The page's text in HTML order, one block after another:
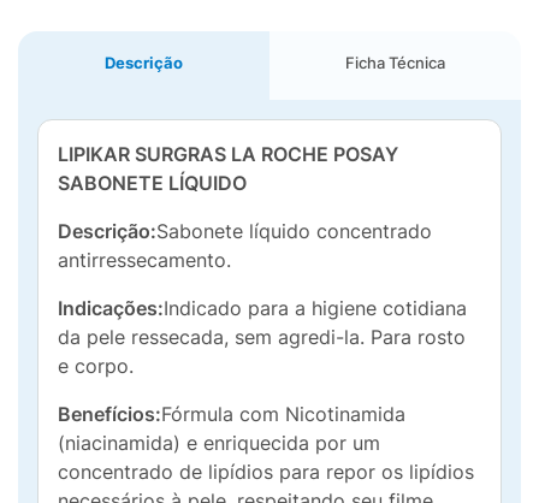
Descrição Ficha Técnica
LIPIKAR SURGRAS LA ROCHE POSAY
SABONETE LÍQUIDO
Descrição:Sabonete líquido concentrado
antirressecamento.
Indicações:Indicado para a higiene cotidiana
da pele ressecada, sem agredi-la. Para rosto
e corpo.
Benefícios:Fórmula com Nicotinamida
(niacinamida) e enriquecida por um
concentrado de lipídios para repor os lipídios